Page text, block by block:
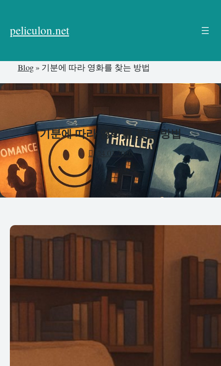
뛰
기
peliculon.net
Blog» 기분에 따라 영화를 찾는 방법
기분에 따라 영화를 찾는 방법
24.03.2026